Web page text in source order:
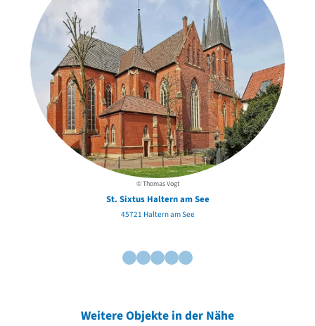
© Thomas Vogt
St. Sixtus Haltern am See
45721 Haltern am See
Weitere Objekte in der Nähe